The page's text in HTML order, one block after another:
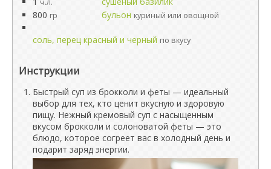
ч.л.
800 гр бульон куриный или овощной
соль, перец красный и черный по вкусу
Инструкции
Быстрый суп из брокколи и феты — идеальный
выбор для тех, кто ценит вкусную и здоровую
пищу. Нежный кремовый суп с насыщенным
вкусом брокколи и солоноватой феты — это
блюдо, которое согреет вас в холодный день и
подарит заряд энергии.